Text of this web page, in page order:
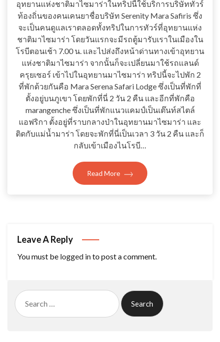
อุทยานแห่งชาติมาไซมาร่าในทริปนี้ใช้บริการบริษัททัวร์
ท้องถิ่นของคนเคนยาชื่อบริษัท Serenity Mara Safiris ซึ่ง
จะเป็นคนดูแลเราตลอดทั้งทริปในการทัวร์ที่อุทยานแห่ง
ชาติมาไซมาร่า โดยวันแรกจะมีรถตู้มารับเราในเมืองใน
โรบีตอนเช้า 7.00 น. และไปส่งถึงหน้าด่านทางเข้าอุทยาน
แห่งชาติมาไซมาร่า จากนั้นก็จะเปลี่ยนมาใช้รถแลนด์
ครุยเซอร์ เข้าไปในอุทยานมาไซมาร่า ทริปนี้จะไปพัก 2
ที่พักด้วยกันคือ Mara Serena Safari Lodge ซึ่งเป็นที่พักที่
ตั้งอยู่บนภูเขา โดยพักที่นี่ 2 วัน 2 คืน และอีกที่พักคือ
marangenche ซึ่งเป็นที่พักแนวแคมป์เป็นเต๊นท์สไตล์
แอฟริกา ตั้งอยู่ที่ราบกลางป่าในอุทยานมาไซมาร่า และ
ติดกับแม่น้ำมาร่า โดยจะพักที่นี่เป็นเวลา 3 วัน 2 คืน และก็
กลับเข้าเมืองไนโรบี…
Read More
Leave A Reply
You must be logged into post a comment.
Search
for: